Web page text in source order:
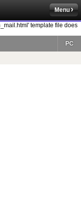
Menu
template file does
PC